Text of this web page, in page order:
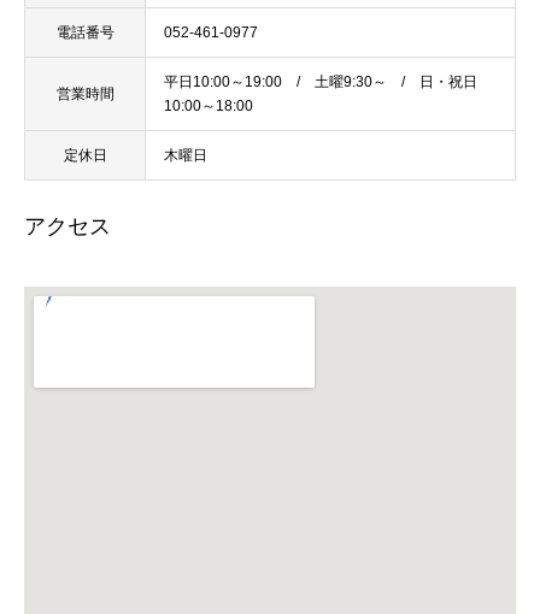
電話番号 052-461-0977
営業時間
平日10:00～19:00 / 土曜9:30～ / 日・祝日
10:00～18:00
定休日 木曜日
アクセス